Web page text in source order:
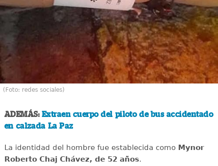
(Foto: redes sociales)
ADEMÁS: Extraen cuerpo del piloto de bus accidentado
en calzada La Paz
La identidad del hombre fue establecida como Mynor
Roberto Chaj Chávez, de 52 años.